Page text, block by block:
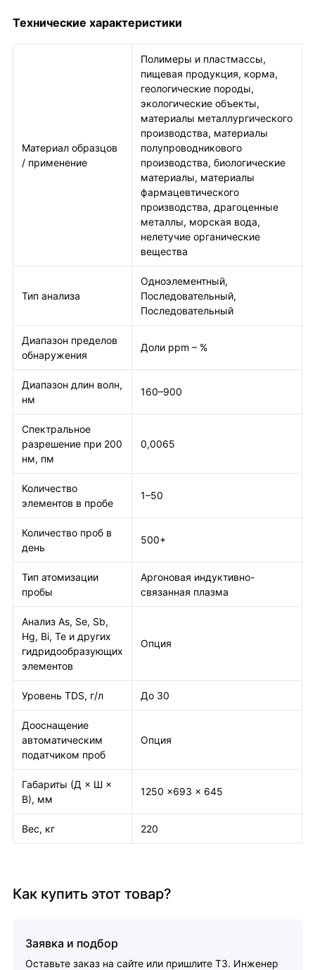
Технические характеристики
Материал образцов
/ применение
Полимеры и пластмассы,
пищевая продукция, корма,
геологические породы,
экологические объекты,
материалы металлургического
производства, материалы
полупроводникового
производства, биологические
материалы, материалы
фармацевтического
производства, драгоценные
металлы, морская вода,
нелетучие органические
вещества
Тип анализа
Одноэлементный,
Последовательный,
Последовательный
Диапазон пределов
обнаружения
Доли ppm – %
Диапазон длин волн,
нм
160–900
Спектральное
разрешение при 200
нм, пм
0,0065
Количество
элементов в пробе
1–50
Количество проб в
день
500+
Тип атомизации
пробы
Аргоновая индуктивно-
связанная плазма
Анализ As, Se, Sb,
Hg, Bi, Te и других
гидридообразующих
элементов
Опция
Уровень TDS, г/л До 30
Дооснащение
автоматическим
податчиком проб
Опция
Габариты (Д × Ш ×
В), мм
1250 ×693 × 645
Вес, кг 220
Как купить этот товар?
Заявка и подбор
Оставьте заказ на сайте или пришлите ТЗ. Инженер